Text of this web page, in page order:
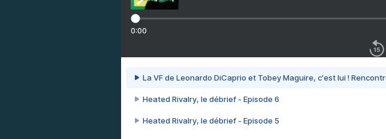
0:00
La VF de Leonardo DiCaprio et Tobey Maguire, c'est lui !
Heated Rivalry, le débrief - Episode 6
Heated Rivalry, le débrief - Episode 5